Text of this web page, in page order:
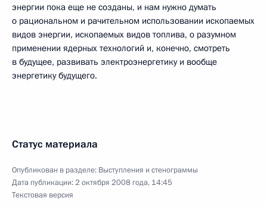
энергии пока еще не созданы, и нам нужно думать
о рациональном и рачительном использовании ископаемых
видов энергии, ископаемых видов топлива, о разумном
применении ядерных технологий и, конечно, смотреть
в будущее, развивать электроэнергетику и вообще
энергетику будущего.
Статус материала
Опубликован в разделе: Выступления и стенограммы
Дата публикации:2 октября 2008 года, 14:45
Текстовая версия